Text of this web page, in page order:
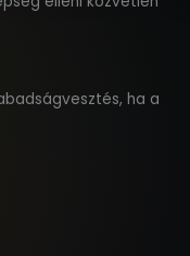
ha a